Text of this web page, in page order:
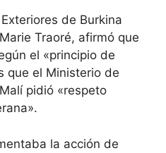
de Burkina
Traoré, afirmó que
el «principio de
que el Ministerio de
pidió «respeto
la acción de